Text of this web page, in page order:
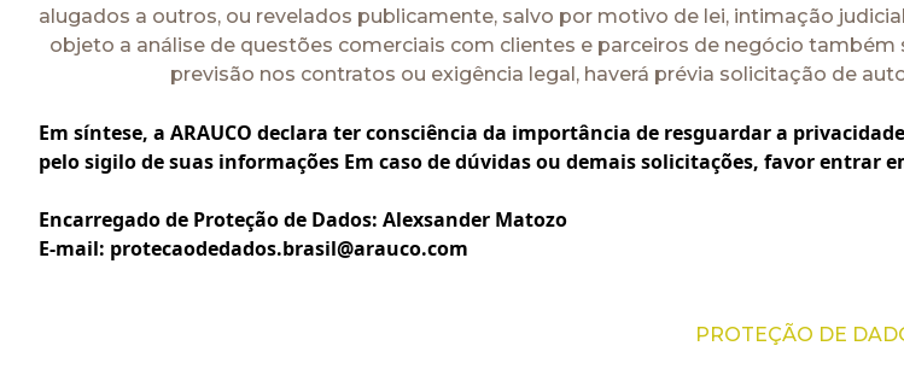
alugados a outros, ou revelados publicamente, salvo por motivo de lei, intimação
objeto a análise de questões comerciais com clientes e parceiros de negócio
previsão nos contratos ou exigência legal, haverá prévia solicitação de
Em síntese, a ARAUCO declara ter consciência da importância de resguardar a
pelo sigilo de suas informações Em caso de dúvidas ou demais solicitações, favor entrar
Encarregado de Proteção de Dados: Alexsander Matozo
E-mail: protecaodedados.brasil@arauco.com
PROTEÇÃO DE